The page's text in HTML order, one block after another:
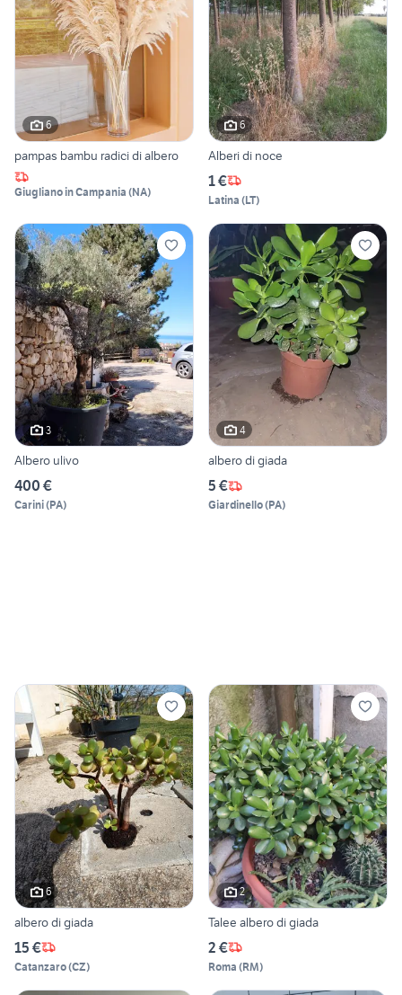
6
pampas bambu radici di albero
Giugliano in Campania (NA)
6
Alberi di noce
1 €
Latina (LT)
3
Albero ulivo
400 €
Carini(PA)
4
albero di giada
5 €
Giardinello(PA)
6
albero di giada
15 €
Catanzaro(CZ)
2
Talee albero di giada
2 €
Roma (RM)